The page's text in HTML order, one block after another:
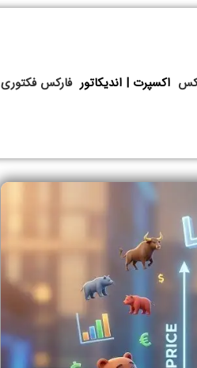
اکسپرت | اندیکاتور فارکس فکتوری